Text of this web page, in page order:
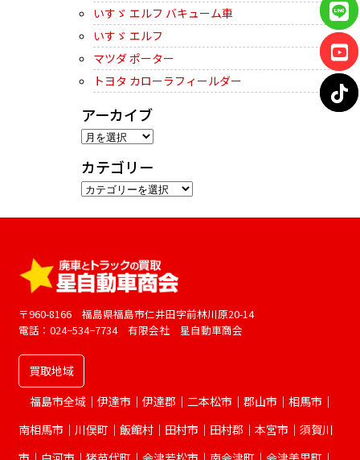
いすゞ エルフ バキューム車
いすゞ エルフ
マツダ ポーター
トヨタ カローラフィールダー
アーカイブ
ア
カ
イ
ブ
カテゴリー
カ
ー
〒960-8166 福島県福島市仁井田字前林川原20-14
電話：024−534−7734 有限会社 星自動車商会
買取地域
福島市全域｜伊達市｜伊達郡｜二本松市｜郡山市｜相馬市｜
南相馬市｜川俣町｜飯館村｜田村市｜田村郡｜本宮市｜須賀川